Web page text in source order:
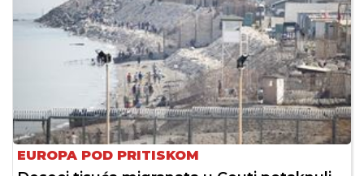
EUROPA POD PRITISKOM